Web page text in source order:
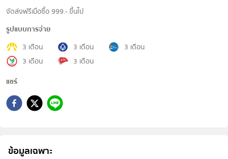
จัดส่งฟรีเมื่อซื้อ 999.- ขึ้นไป
รูปแบบการจ่าย
3 เดือน
3 เดือน
3 เดือน
3 เดือน
3 เดือน
แชร์
ข้อมูลเฉพาะ